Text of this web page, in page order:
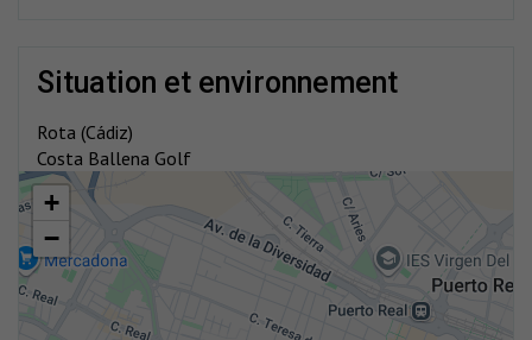
situation et environnement
Rota (Cádiz)
Costa Ballena Golf
+
−